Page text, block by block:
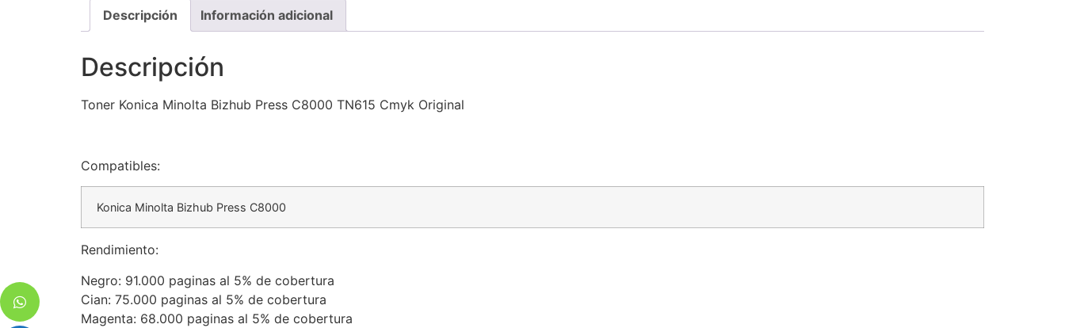
Descripción Información adicional
Descripción
Toner Konica Minolta Bizhub Press C8000 TN615 Cmyk Original
Compatibles:
Konica Minolta Bizhub Press C8000
Rendimiento:
Negro: 91.000 paginas al 5% de cobertura
Cian: 75.000 paginas al 5% de cobertura
Magenta: 68.000 paginas al 5% de cobertura